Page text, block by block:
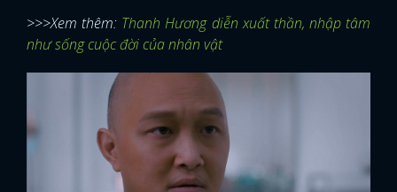
>>>Xem thêm: Thanh Hương diễn xuất thần, nhập tâm
như sống cuộc đời của nhân vật